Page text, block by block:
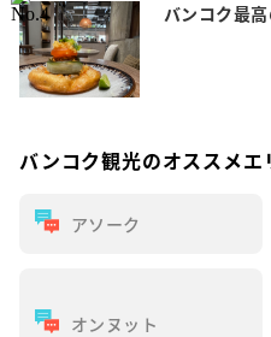
バンコク最
バンコク観光のオススメエ
アソーク
オンヌット